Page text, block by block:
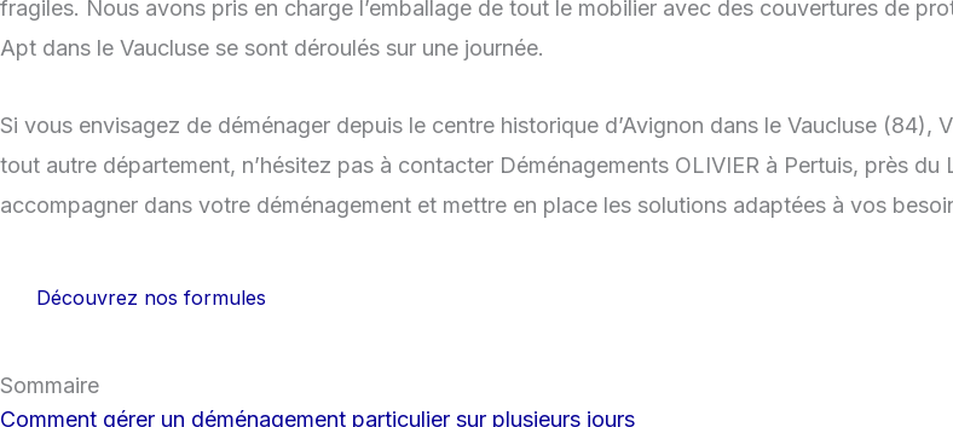
fragiles. Nous avons pris en charge l’emballage de tout le mobilier avec des couvertures de
Apt dans le Vaucluse se sont déroulés sur une journée.
Si vous envisagez de déménager depuis le centre historique d’Avignon dans le Vaucluse
tout autre département, n’hésitez pas à contacter Déménagements OLIVIER à Pertuis, près
accompagner dans votre déménagement et mettre en place les solutions adaptées à vos
Découvrez nos formules
Sommaire
Comment gérer un déménagement particulier sur plusieurs jours